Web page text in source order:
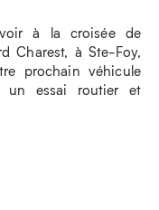
à la croisée de
Charest, à Ste-Foy,
prochain véhicule
un essai routier et